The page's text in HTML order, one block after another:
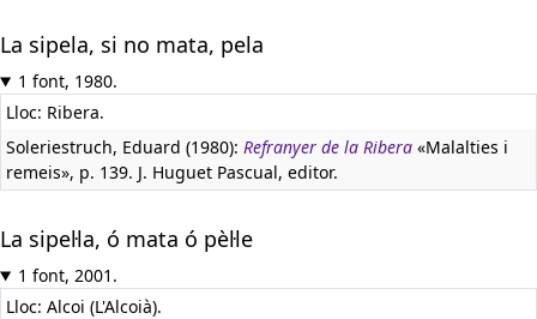
La sipela, si no mata, pela
1 font, 1980.
Lloc: Ribera.
Soleriestruch, Eduard (1980): Refranyer de la Ribera «Malalties i
remeis», p. 139. J. Huguet Pascual, editor.
La sipel·la, ó mata ó pèl·le
1 font, 2001.
Lloc: Alcoi (L'Alcoià).